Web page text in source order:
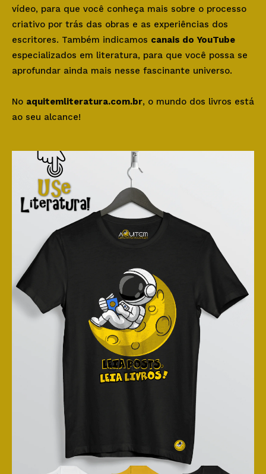
vídeo, para que você conheça mais sobre o processo
criativo por trás das obras e as experiências dos
escritores. Também indicamos canais do YouTube
especializados em literatura, para que você possa se
aprofundar ainda mais nesse fascinante universo.
No aquitemliteratura.com.br, o mundo dos livros está
ao seu alcance!